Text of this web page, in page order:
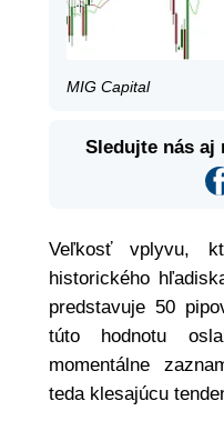
MIG Capital
Sledujte nás aj
Veľkosť vplyvu,
historického
predstavuje 50
túto hodnotu
momentálne
teda klesajúcu